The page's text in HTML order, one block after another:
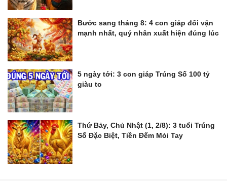
Bước sang tháng 8: 4 con giáp đổi vận
mạnh nhất, quý nhân xuất hiện đúng lúc
5 ngày tới: 3 con giáp Trúng Số 100 tỷ
giàu to
Thứ Bảy, Chủ Nhật (1, 2/8): 3 tuổi Trúng
Số Đặc Biệt, Tiền Đếm Mỏi Tay